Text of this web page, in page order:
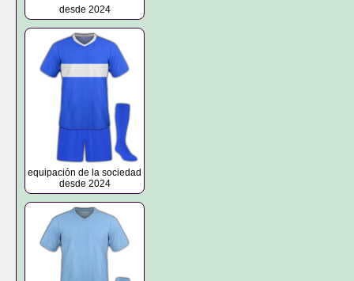
desde 2024
equipación de la sociedad
desde 2024